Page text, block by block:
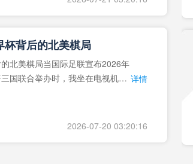
杯背后的北美棋局
北美棋局当国际足联宣布2026年
国联合举办时，我坐在电视机
详情
2026-07-20 03:20:16